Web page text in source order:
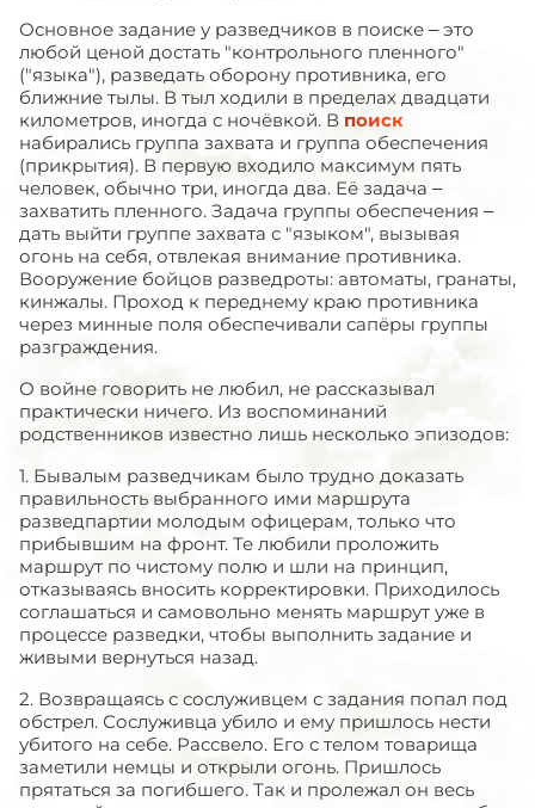
Основное задание у разведчиков в поиске – это
любой ценой достать "контрольного пленного"
("языка"), разведать оборону противника, его
ближние тылы. В тыл ходили в пределах двадцати
километров, иногда с ночёвкой. В поиск
набирались группа захвата и группа обеспечения
(прикрытия). В первую входило максимум пять
человек, обычно три, иногда два. Её задача –
захватить пленного. Задача группы обеспечения –
дать выйти группе захвата с "языком", вызывая
огонь на себя, отвлекая внимание противника.
Вооружение бойцов разведроты: автоматы, гранаты,
кинжалы. Проход к переднему краю противника
через минные поля обеспечивали сапёры группы
разграждения.
О войне говорить не любил, не рассказывал
практически ничего. Из воспоминаний
родственников известно лишь несколько эпизодов:
1. Бывалым разведчикам было трудно доказать
правильность выбранного ими маршрута
разведпартии молодым офицерам, только что
прибывшим на фронт. Те любили проложить
маршрут по чистому полю и шли на принцип,
отказываясь вносить корректировки. Приходилось
соглашаться и самовольно менять маршрут уже в
процессе разведки, чтобы выполнить задание и
живыми вернуться назад.
2. Возвращаясь с сослуживцем с задания попал под
обстрел. Сослуживца убило и ему пришлось нести
убитого на себе. Рассвело. Его с телом товарища
заметили немцы и открыли огонь. Пришлось
прятаться за погибшего. Так и пролежал он весь